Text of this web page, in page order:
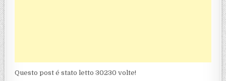
Questo post é stato letto 30230 volte!